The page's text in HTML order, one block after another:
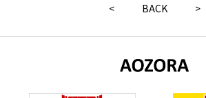
< BACK >